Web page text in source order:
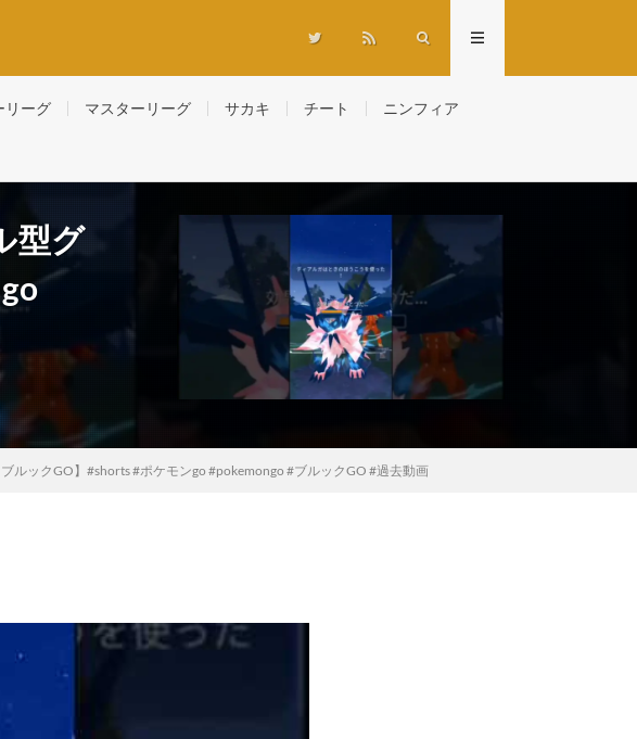
リーグ マスターリーグ サカキ チート ニンフィア
型グ
ルックGO】#shorts #ポケモンgo #pokemongo #ブルックGO #過去動画